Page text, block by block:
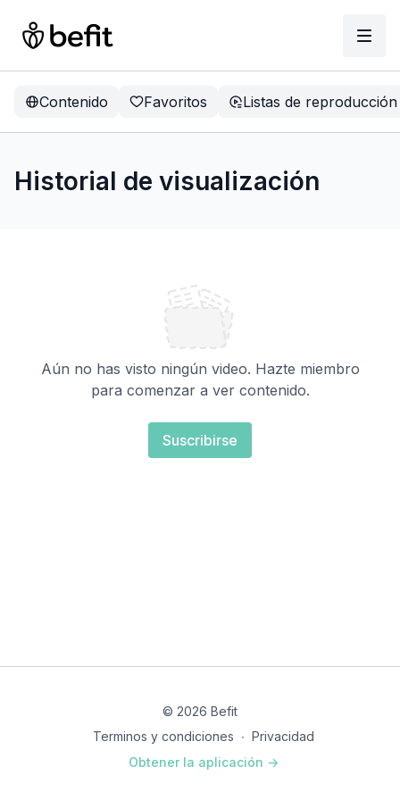
Contenido Favoritos Listas de reproducción
Historial de visualización
Aún no has visto ningún video. Hazte miembro
para comenzar a ver contenido.
Suscribirse
© 2026 Befit
Terminos y condiciones ∙ Privacidad
Obtener la aplicación ->